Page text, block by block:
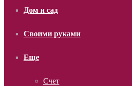
Дом и сад
Своими руками
Еще
Счет